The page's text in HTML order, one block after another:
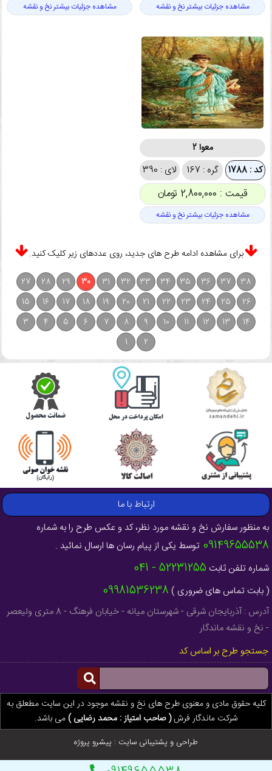
مشاهده جزئیات بیشتر نخ و نقشه مشاهده جزئیات بیشتر نخ و نقشه
معوا 2
کد : 1788 گره : 167 لای : 390
قیمت : 2,800,000 تومان
مشاهده جزئیات بیشتر نخ و نقشه
برای مشاهده ادامه طرح های جدید، روی عددهای زیر کلیک کنید.
38
37
36
35
34
33
32
31
30
29
28
27
26
25
24
23
22
21
20
19
18
17
16
15
14
13
12
11
10
9
8
7
6
5
4
3
2
1
ارتباط با ما
به منظور سفارش نخ و نقشه مورد نظر، کد و عکس طرح را به شماره
09149655538 توسط یکی از پیام رسان ها ارسال نمائید .
شماره تلفن ثابت 52231255 - 041
( بابت تماس های ضروری ) 09981536238
آدرس : آذربایجان شرقی - شهرستان میانه - خیابان فرهنگ - 8 متری ولیعصر
- نخ و نقشه ماندگار
جستجو طرح بر اساس کد
کلیه حقوق مادی و معنوی طرح های نخ و نقشه موجود در این سایت مطعلق به
شرکت ماندگار فرش( صاحب امتیاز : محمد رضایی )می باشد.
طراحی و پشتیبانی سایت : پیشرو پروژه